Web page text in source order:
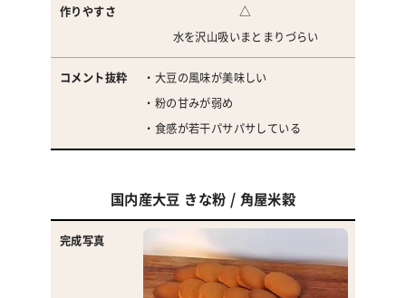
△
水を沢山吸いまとまりづらい
・大豆の風味が美味しい
・粉の甘みが弱め
・食感が若干パサパサしている
国内産大豆 きな粉 / 角屋米穀